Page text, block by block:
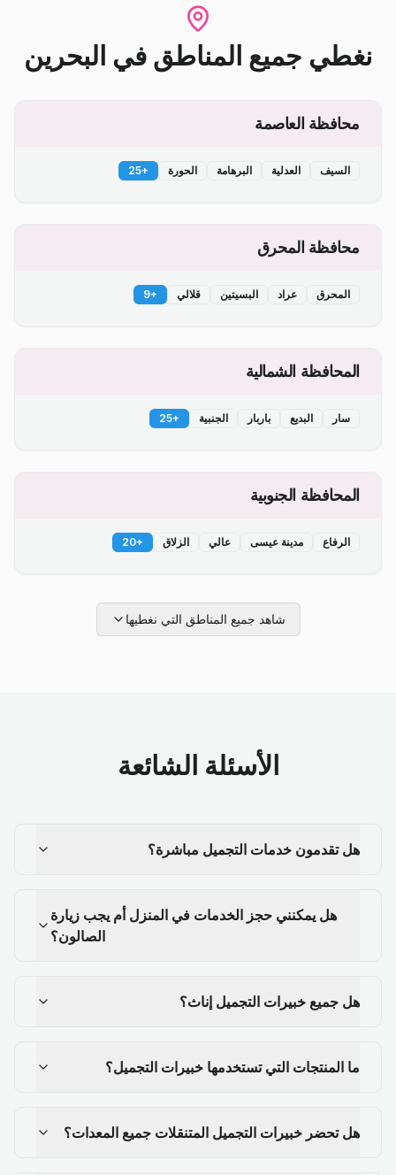
نغطي جميع المناطق في البحرين
محافظة العاصمة
السيف العدلية البرهامة الحورة +
25
محافظة المحرق
المحرق عراد البسيتين قلالي +
9
المحافظة الشمالية
سار البديع باربار الجنبية +
25
المحافظة الجنوبية
الرفاع مدينة عيسى عالي الزلاق +
20
شاهد جميع المناطق التي نغطيها
الأسئلة الشائعة
هل تقدمون خدمات التجميل مباشرة؟
هل يمكنني حجز الخدمات في المنزل أم يجب زيارة
الصالون؟
هل جميع خبيرات التجميل إناث؟
ما المنتجات التي تستخدمها خبيرات التجميل؟
هل تحضر خبيرات التجميل المتنقلات جميع المعدات؟